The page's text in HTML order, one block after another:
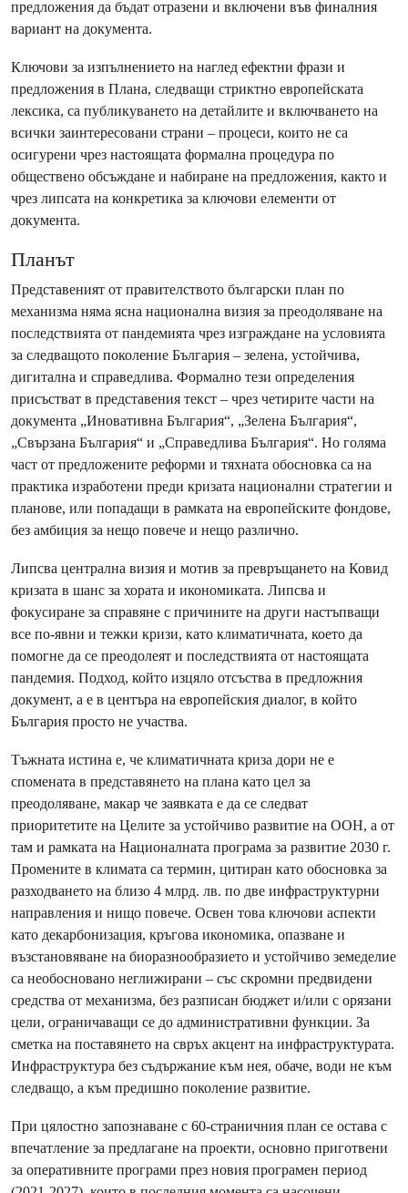
предложения да бъдат отразени и включени във финалния
вариант на документа.
Ключови за изпълнението на наглед ефектни фрази и
предложения в Плана, следващи стриктно европейската
лексика, са публикуването на детайлите и включването на
всички заинтересовани страни – процеси, които не са
осигурени чрез настоящата формална процедура по
обществено обсъждане и набиране на предложения, както и
чрез липсата на конкретика за ключови елементи от
документа.
Планът
Представеният от правителството български план по
механизма няма ясна национална визия за преодоляване на
последствията от пандемията чрез изграждане на условията
за следващото поколение България – зелена, устойчива,
дигитална и справедлива. Формално тези определения
присъстват в представения текст – чрез четирите части на
документа „Иновативна България“, „Зелена България“,
„Свързана България“ и „Справедлива България“. Но голяма
част от предложените реформи и тяхната обосновка са на
практика изработени преди кризата национални стратегии и
планове, или попадащи в рамката на европейските фондове,
без амбиция за нещо повече и нещо различно.
Липсва централна визия и мотив за превръщането на Ковид
кризата в шанс за хората и икономиката. Липсва и
фокусиране за справяне с причините на други настъпващи
все по-явни и тежки кризи, като климатичната, което да
помогне да се преодолеят и последствията от настоящата
пандемия. Подход, който изцяло отсъства в предложния
документ, а е в центъра на европейския диалог, в който
България просто не участва.
Тъжната истина е, че климатичната криза дори не е
спомената в представянето на плана като цел за
преодоляване, макар че заявката е да се следват
приоритетите на Целите за устойчиво развитие на ООН, а от
там и рамката на Националната програма за развитие 2030 г.
Промените в климата са термин, цитиран като обосновка за
разходването на близо 4 млрд. лв. по две инфраструктурни
направления и нищо повече. Освен това ключови аспекти
като декарбонизация, кръгова икономика, опазване и
възстановяване на биоразнообразието и устойчиво земеделие
са необосновано неглижирани – със скромни предвидени
средства от механизма, без разписан бюджет и/или с орязани
цели, ограничаващи се до административни функции. За
сметка на поставянето на свръх акцент на инфраструктурата.
Инфраструктура без съдържание към нея, обаче, води не към
следващо, а към предишно поколение развитие.
При цялостно запознаване с 60-страничния план се остава с
впечатление за предлагане на проекти, основно приготвени
за оперативните програми през новия програмен период